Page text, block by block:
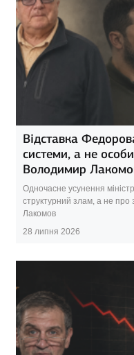
Відставка
системи, а не
Володимир
Одночасне усунення
структурний злам, а не про
Лакомов
28 липня 2026